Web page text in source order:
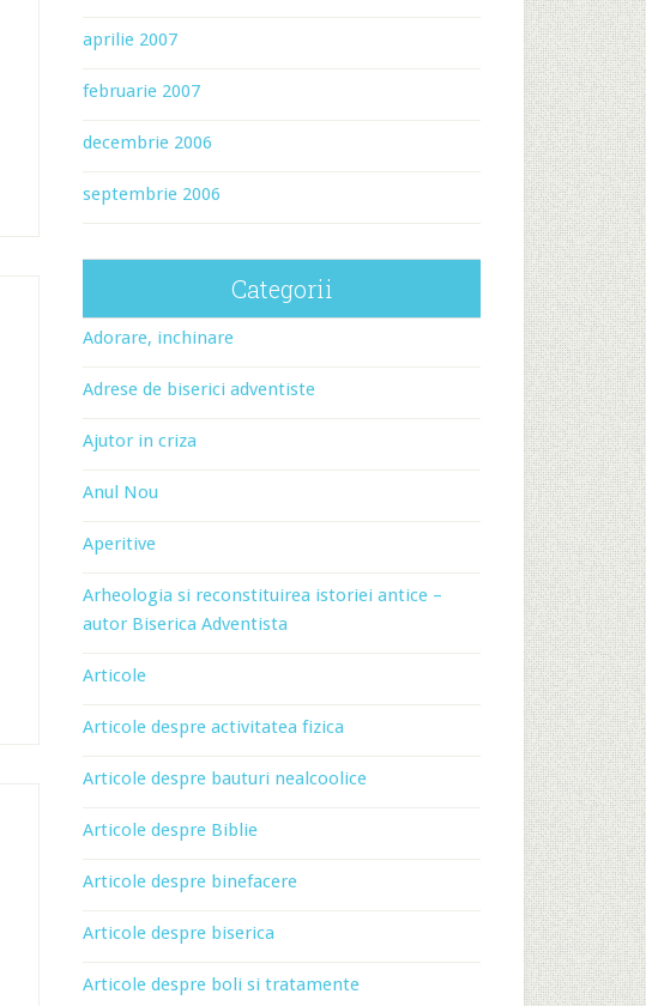
aprilie 2007
februarie 2007
decembrie 2006
septembrie 2006
Categorii
Adorare, inchinare
Adrese de biserici adventiste
Ajutor in criza
Anul Nou
Aperitive
Arheologia si reconstituirea istoriei antice –
autor Biserica Adventista
Articole
Articole despre activitatea fizica
Articole despre bauturi nealcoolice
Articole despre Biblie
Articole despre binefacere
Articole despre biserica
Articole despre boli si tratamente